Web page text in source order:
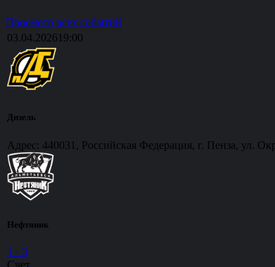
Просмотр всех событий
03.04.2026 19:00
Дизель
Адрес: 440031, Российская Федерация, г. Пенза, ул.
Нефтяник
1 - 3
Счет